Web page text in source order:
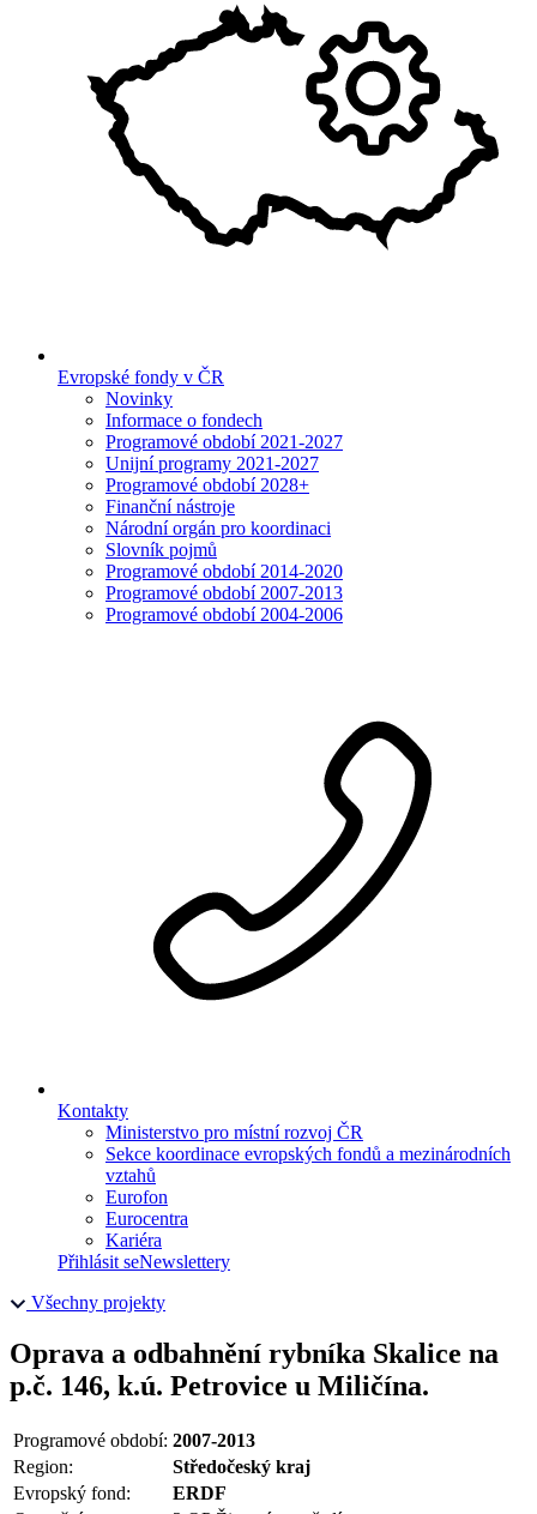
Evropské fondy v ČR
Novinky
Informace o fondech
Programové období 2021-2027
Unijní programy 2021-2027
Programové období 2028+
Finanční nástroje
Národní orgán pro koordinaci
Slovník pojmů
Programové období 2014-2020
Programové období 2007-2013
Programové období 2004-2006
Kontakty
Ministerstvo pro místní rozvoj ČR
Sekce koordinace evropských fondů a mezinárodních
vztahů
Eurofon
Eurocentra
Kariéra
Přihlásit seNewslettery
Všechny projekty
Oprava a odbahnění rybníka Skalice na
p.č. 146, k.ú. Petrovice u Miličína.
Programové období: 2007-2013
Region:
Středočeský kraj
Evropský fond:
ERDF